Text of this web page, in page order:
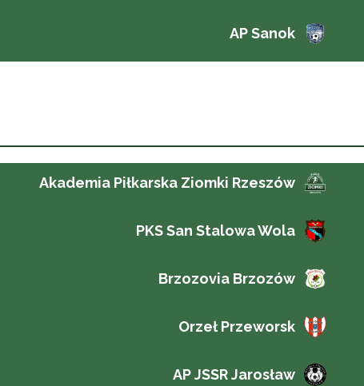
AP Sanok
Akademia Piłkarska Ziomki Rzeszów
PKS San Stalowa Wola
Brzozovia Brzozów
Orzeł Przeworsk
AP JSSR Jarosław